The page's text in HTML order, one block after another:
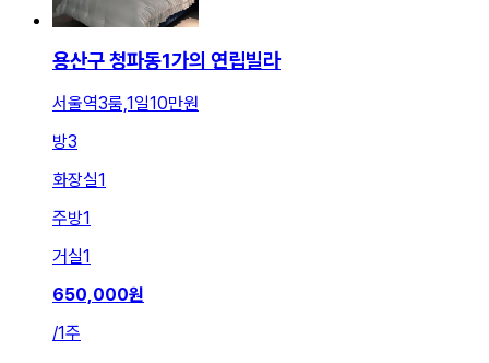
용산구 청파동1가의 연립빌라
서울역3룸,1일10만원
방3
화장실1
주방1
거실1
650,000원
/1주